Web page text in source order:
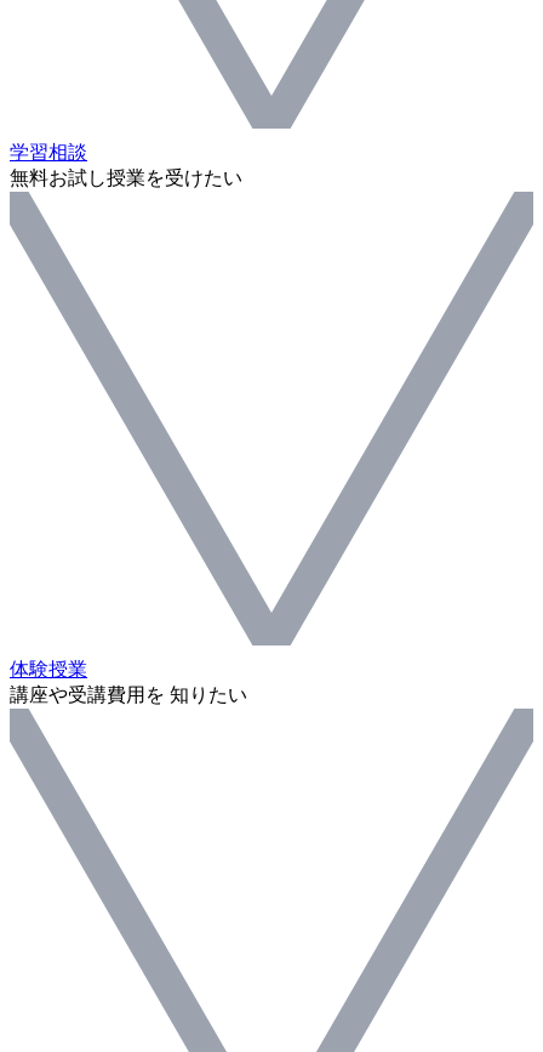
学習相談
無料お試し授業を受けたい
体験授業
講座や受講費用を 知りたい